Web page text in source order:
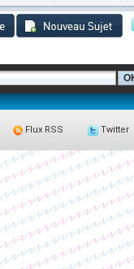
Flux RSS Twitter